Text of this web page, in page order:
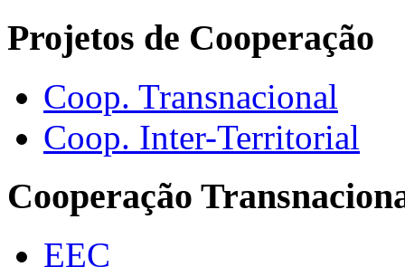
Projetos de Cooperação
Coop. Transnacional
Coop. Inter-Territorial
Cooperação
EEC